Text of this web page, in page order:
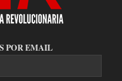
POR EMAIL